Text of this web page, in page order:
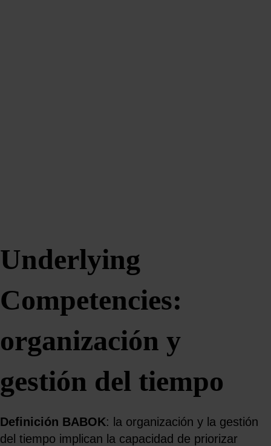
Underlying
Competencies:
organización y
gestión del tiempo
Definición BABOK: la organización y la gestión
del tiempo implican la capacidad de priorizar